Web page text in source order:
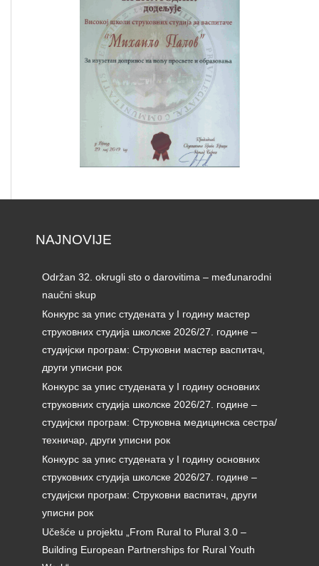
NAJNOVIJE
Održan 32. okrugli sto o darovitima – međunarodni
naučni skup
Конкурс за упис студената у I годину мастер
струковних студија школске 2026/27. године –
студијски програм: Струковни мастер васпитач,
други уписни рок
Конкурс за упис студената у I годину основних
струковних студија школске 2026/27. године –
студијски програм: Струковна медицинска сестра/
техничар, други уписни рок
Конкурс за упис студената у I годину основних
струковних студија школске 2026/27. године –
студијски програм: Струковни васпитач, други
уписни рок
Učešće u projektu „From Rural to Plural 3.0 –
Building European Partnerships for Rural Youth